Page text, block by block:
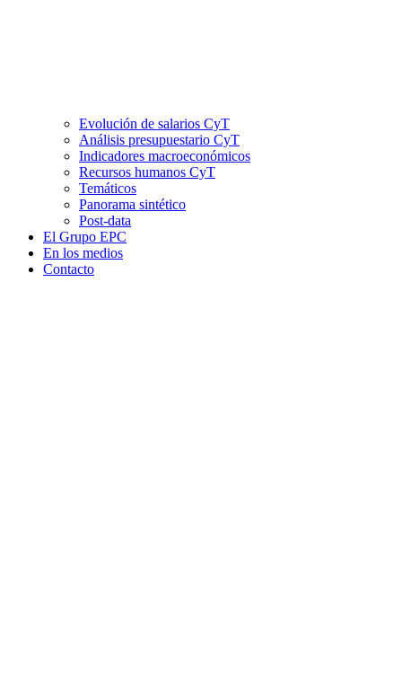
Evolución de salarios CyT
Análisis presupuestario CyT
Indicadores macroeconómicos
Recursos humanos CyT
Temáticos
Panorama sintético
Post-data
El Grupo EPC
En los medios
Contacto